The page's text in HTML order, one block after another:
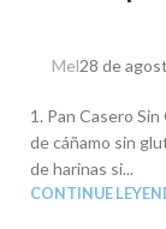
Mel28 de
1. Pan Casero
de cáñamo sin
de harinas si...
CONTINUE